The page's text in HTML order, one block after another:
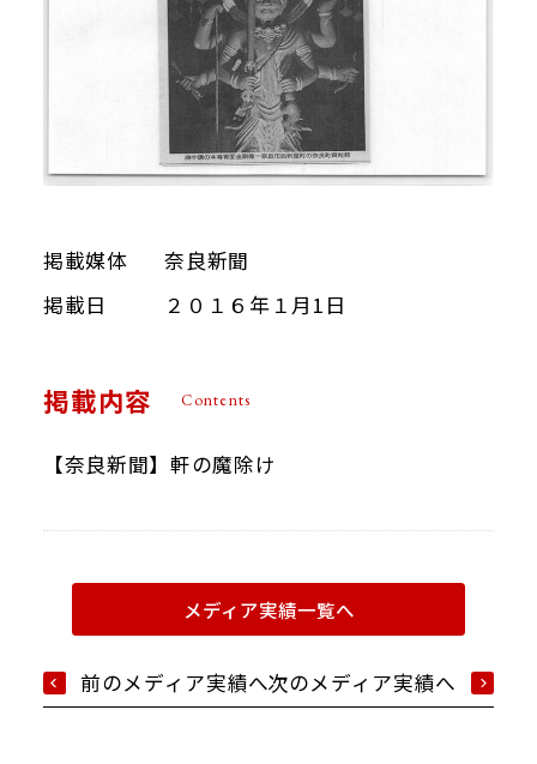
掲載媒体
奈良新聞
掲載日
２０１６年１月1日
掲載内容 Contents
【奈良新聞】軒の魔除け
前のメディア実績へ
メディア実績一覧へ
次のメディア実績へ